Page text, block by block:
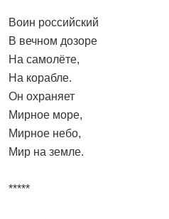
Воин российский
В вечном дозоре
На самолёте,
На корабле.
Он охраняет
Мирное море,
Мирное небо,
Мир на земле.
*****